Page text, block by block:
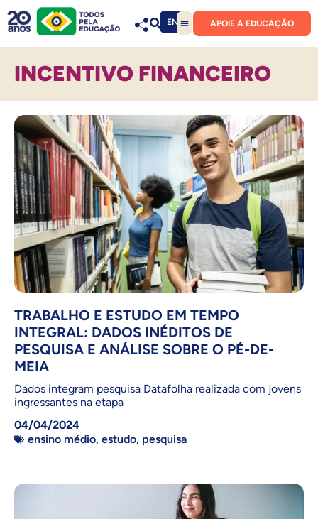
EN APOIE A EDUCAÇÃO
INCENTIVO FINANCEIRO
TRABALHO E ESTUDO EM TEMPO
INTEGRAL: DADOS INÉDITOS DE
PESQUISA E ANÁLISE SOBRE O PÉ-DE-
MEIA
Dados integram pesquisa Datafolha realizada com jovens
ingressantes na etapa
04/04/2024
ensino médio, estudo, pesquisa